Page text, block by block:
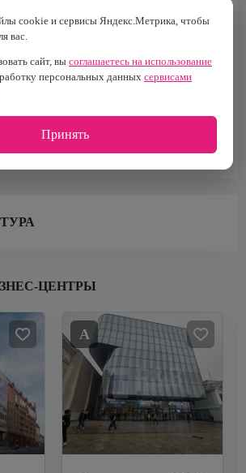
№10
Площадь офисов
ЦЕНТРЫ
A
cookie и сервисы Яндекс.Метрика, чтобы
вас.
сайт, вы соглашаетесь на использование
персональных данныхсервисами
Принять